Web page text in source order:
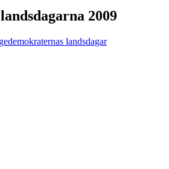
2009
landsdagar